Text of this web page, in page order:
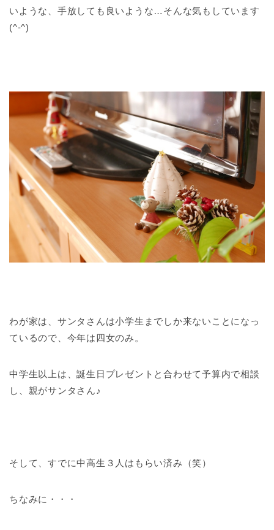
いような、手放しても良いような…そんな気もしています
(^-^)
わが家は、サンタさんは小学生までしか来ないことになっ
ているので、今年は四女のみ。
中学生以上は、誕生日プレゼントと合わせて予算内で相談
し、親がサンタさん♪
そして、すでに中高生３人はもらい済み（笑）
ちなみに・・・